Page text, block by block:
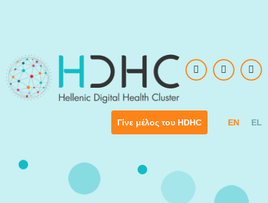
Γίνε μέλος του HDHC EN EL